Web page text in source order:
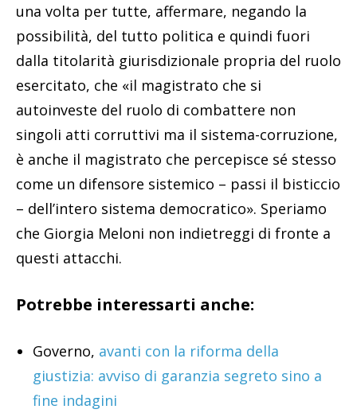
una volta per tutte, affermare, negando la
possibilità, del tutto politica e quindi fuori
dalla titolarità giurisdizionale propria del ruolo
esercitato, che «il magistrato che si
autoinveste del ruolo di combattere non
singoli atti corruttivi ma il sistema-corruzione,
è anche il magistrato che percepisce sé stesso
come un difensore sistemico – passi il bisticcio
– dell’intero sistema democratico». Speriamo
che Giorgia Meloni non indietreggi di fronte a
questi attacchi.
Potrebbe interessarti anche:
Governo, avanti con la riforma della
giustizia: avviso di garanzia segreto sino a
fine indagini